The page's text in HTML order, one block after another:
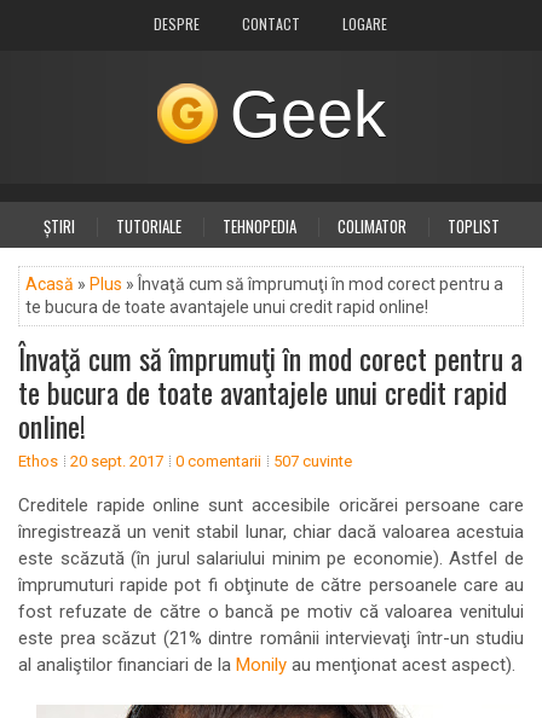
DESPRE CONTACT LOGARE
Geek
ȘTIRI TUTORIALE TEHNOPEDIA COLIMATOR
TOPLIST
DIVERSE
PLUS
Acasă » Plus » Învaţă cum să împrumuţi în mod corect pentru a
te bucura de toate avantajele unui credit rapid online!
Învaţă cum să împrumuţi în mod corect pentru a
te bucura de toate avantajele unui credit rapid
online!
Ethos 20 sept. 2017 0 comentarii 507 cuvinte
Creditele rapide online sunt accesibile oricărei persoane care
înregistrează un venit stabil lunar, chiar dacă valoarea acestuia
este scăzută (în jurul salariului minim pe economie). Astfel de
împrumuturi rapide pot fi obţinute de către persoanele care au
fost refuzate de către o bancă pe motiv că valoarea venitului
este prea scăzut (21% dintre românii intervievaţi într-un studiu
al analiştilor financiari de la Monily au menţionat acest aspect).